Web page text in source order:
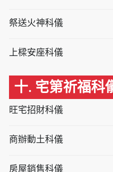
祭送火神科儀
上樑安座科儀
十. 宅第祈福科
旺宅招財科儀
商辦動土科儀
房屋銷售科儀